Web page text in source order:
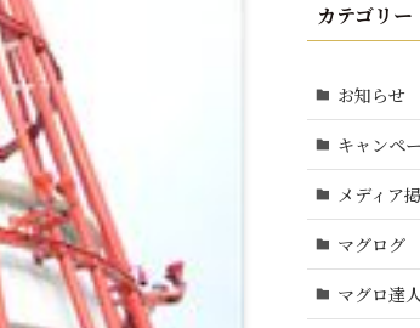
カテゴリー
お知らせ
キャンペ
メディア
マグログ
マグロ達